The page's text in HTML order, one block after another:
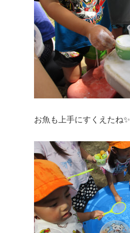
お魚も上手にすくえたね✨